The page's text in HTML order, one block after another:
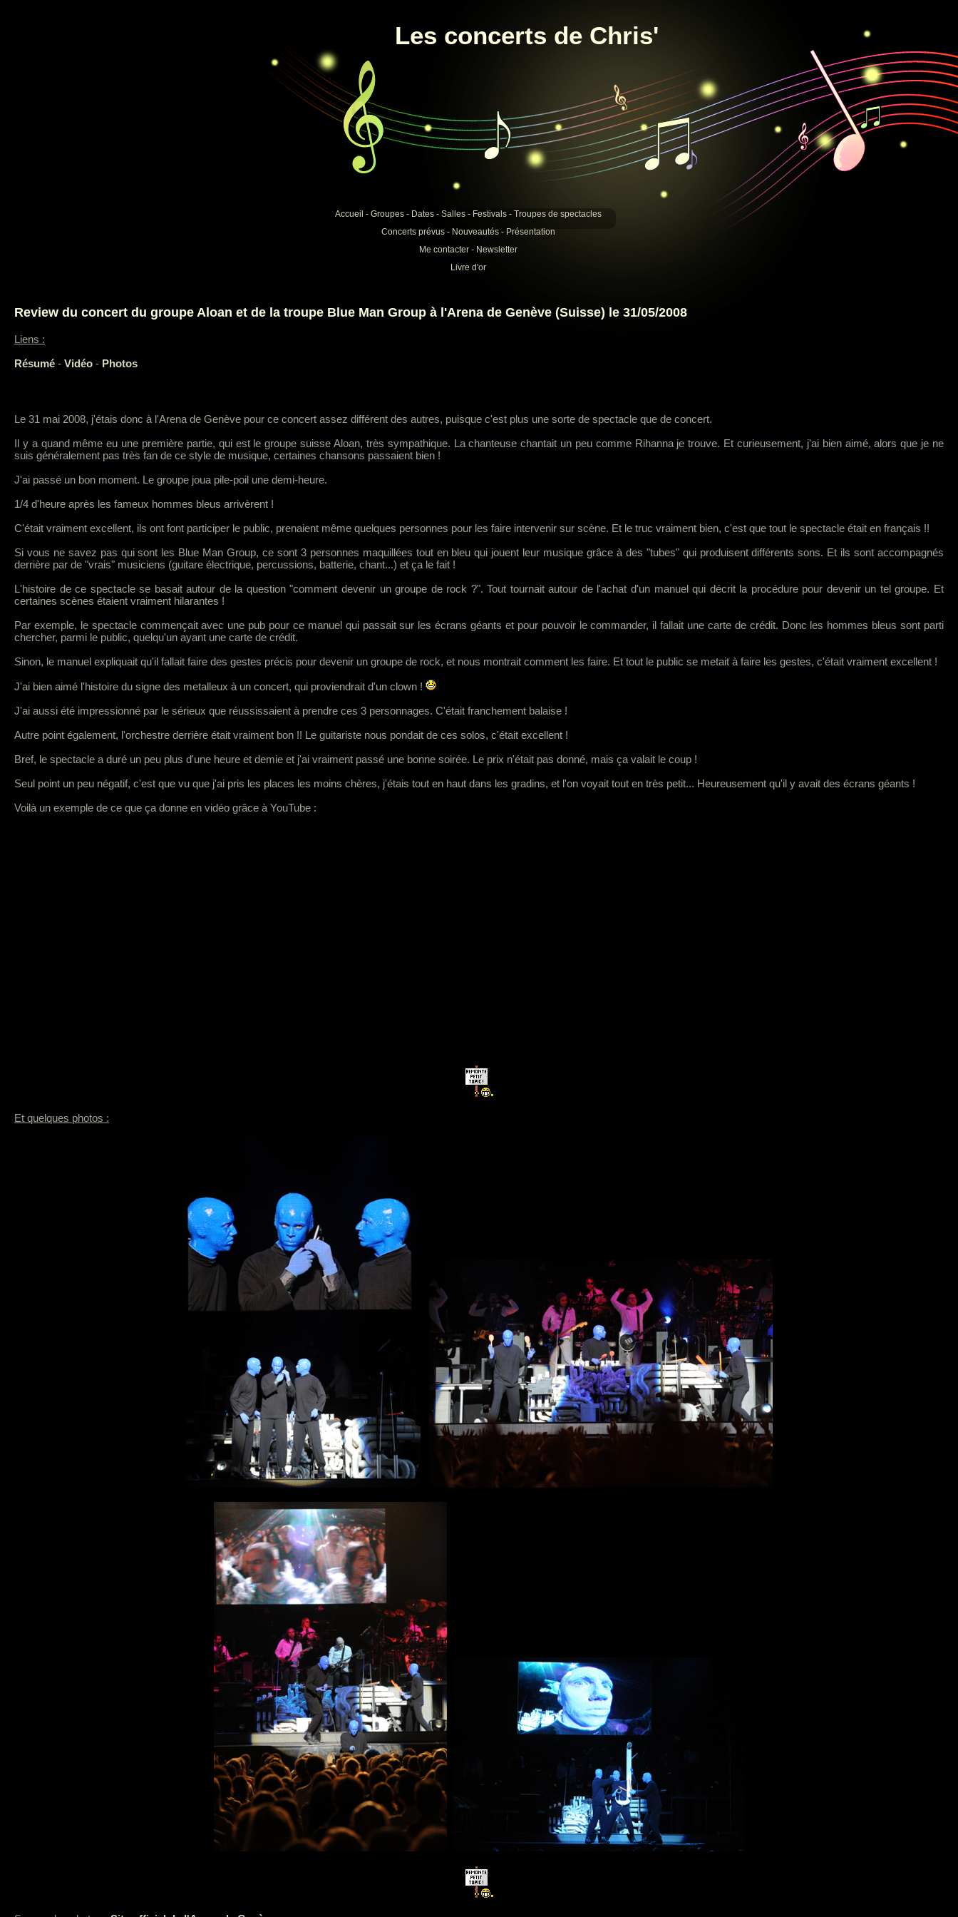
Les concerts de Chris'
Accueil - Groupes - Dates - Salles - Festivals - Troupes de spectacles
Concerts prévus - Nouveautés - Présentation
Me contacter - Newsletter
Livre d'or
Review du concert du groupe Aloan et de la troupe Blue Man Group à l'Arena de Genève (Suisse) le 31/05/2008
Liens :
Résumé - Vidéo - Photos
Le 31 mai 2008, j'étais donc à l'Arena de Genève pour ce concert assez différent des autres, puisque c'est plus une sorte de spectacle que de concert.
Il y a quand même eu une première partie, qui est le groupe suisse Aloan, très sympathique. La chanteuse chantait un peu comme Rihanna je trouve. Et curieusement, j'ai bien aimé, alors que je ne
suis généralement pas très fan de ce style de musique, certaines chansons passaient bien !
J'ai passé un bon moment. Le groupe joua pile-poil une demi-heure.
1/4 d'heure après les fameux hommes bleus arrivèrent !
C'était vraiment excellent, ils ont font participer le public, prenaient même quelques personnes pour les faire intervenir sur scène. Et le truc vraiment bien, c'est que tout le spectacle était en français !!
Si vous ne savez pas qui sont les Blue Man Group, ce sont 3 personnes maquillées tout en bleu qui jouent leur musique grâce à des "tubes" qui produisent différents sons. Et ils sont accompagnés
derrière par de "vrais" musiciens (guitare électrique, percussions, batterie, chant...) et ça le fait !
L'histoire de ce spectacle se basait autour de la question "comment devenir un groupe de rock ?". Tout tournait autour de l'achat d'un manuel qui décrit la procédure pour devenir un tel groupe. Et
certaines scènes étaient vraiment hilarantes !
Par exemple, le spectacle commençait avec une pub pour ce manuel qui passait sur les écrans géants et pour pouvoir le commander, il fallait une carte de crédit. Donc les hommes bleus sont parti
chercher, parmi le public, quelqu'un ayant une carte de crédit.
Sinon, le manuel expliquait qu'il fallait faire des gestes précis pour devenir un groupe de rock, et nous montrait comment les faire. Et tout le public se metait à faire les gestes, c'était vraiment excellent !
J'ai bien aimé l'histoire du signe des metalleux à un concert, qui proviendrait d'un clown !
J'ai aussi été impressionné par le sérieux que réussissaient à prendre ces 3 personnages. C'était franchement balaise !
Autre point également, l'orchestre derrière était vraiment bon !! Le guitariste nous pondait de ces solos, c'était excellent !
Bref, le spectacle a duré un peu plus d'une heure et demie et j'ai vraiment passé une bonne soirée. Le prix n'était pas donné, mais ça valait le coup !
Seul point un peu négatif, c'est que vu que j'ai pris les places les moins chères, j'étais tout en haut dans les gradins, et l'on voyait tout en très petit... Heureusement qu'il y avait des écrans géants !
Voilà un exemple de ce que ça donne en vidéo grâce à YouTube :
Et quelques photos :